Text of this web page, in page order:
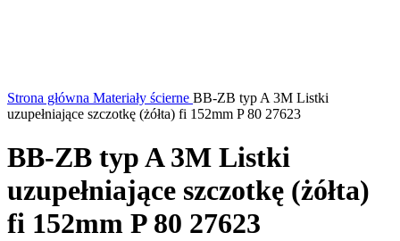
Strona główna Materiały ścierne BB-ZB typ A 3M Listki
uzupełniające szczotkę (żółta) fi 152mm P 80 27623
BB-ZB typ A 3M Listki
uzupełniające szczotkę (żółta)
fi 152mm P 80 27623